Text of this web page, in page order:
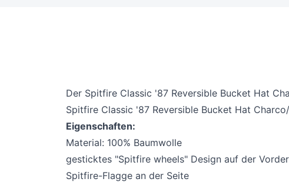
Der Spitfire Classic '87 Reversible Bucket Hat
Spitfire Classic '87 Reversible Bucket Hat
Eigenschaften:
Material: 100% Baumwolle
gesticktes "Spitfire wheels" Design auf der
Spitfire-Flagge an der Seite